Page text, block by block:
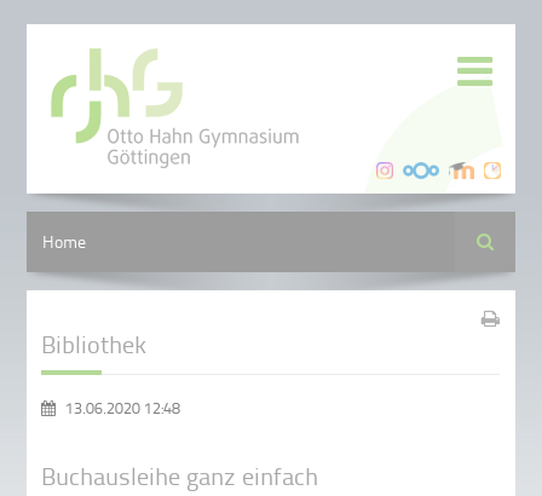
Home Suche
Bibliothek
13.06.2020 12:48
Buchausleihe ganz einfach